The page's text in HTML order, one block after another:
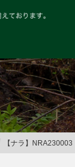
【ナラ】NRA230003